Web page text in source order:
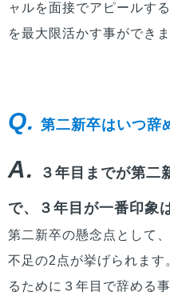
ャルを面接でアピールす
を最大限活かす事ができま
Q. 第二新卒はいつ辞
A. ３年目までが第二
で、３年目が一番印象
第二新卒の懸念点として
不足の2点が挙げられま
るために３年目で辞める